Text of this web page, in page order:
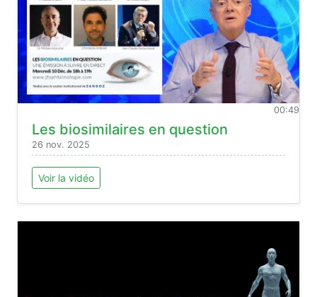
00:49
Les biosimilaires en question
26 nov. 2025
Voir la vidéo